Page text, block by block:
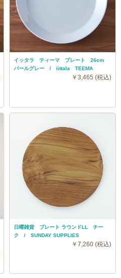
イッタラ ティーマ プレート 26cm
パールグレー / iittala TEEMA
￥3,465 (税込)
日曜雑貨 プレート ラウンドLL チー
ク / SUNDAY SUPPLIES
￥7,260 (税込)